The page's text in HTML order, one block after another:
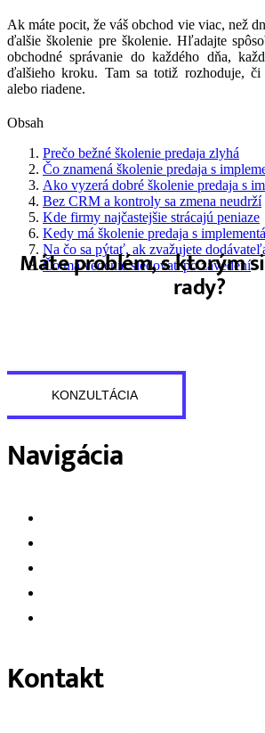
Ak máte pocit, že váš obchod vie viac, než
ďalšie školenie pre školenie. Hľadajte
obchodné správanie do každého dňa,
ďalšieho kroku. Tam sa totiž rozhoduje, či
alebo riadene.
Obsah
Prečo bežné školenie predaja zlyhá
Čo znamená školenie predaja s
Ako vyzerá dobré školenie predaja s
Bez CRM a kontroly sa zmena neudrží
Kde firmy najčastejšie strácajú peniaze
Kedy má školenie predaja s
Na čo sa pýtať, ak zvažujete
Čo má vedenie sledovať po zavedení
Máte problém, s ktorým
rady?
KONZULTÁCIA
Navigácia
Kontakt